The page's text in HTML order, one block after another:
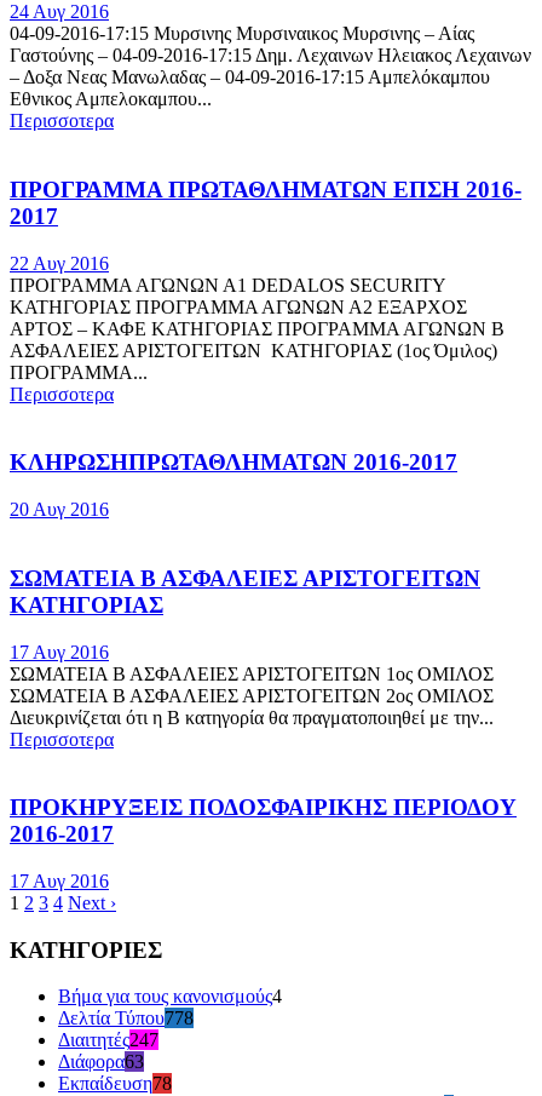
24 Αυγ 2016
04-09-2016-17:15 Μυρσινης Μυρσιναικος Μυρσινης – Αίας
Γαστούνης – 04-09-2016-17:15 Δημ. Λεχαινων Ηλειακος Λεχαινων
– Δοξα Νεας Μανωλαδας – 04-09-2016-17:15 Αμπελόκαμπου
Εθνικος Αμπελοκαμπου...
Περισσοτερα
ΠΡΟΓΡΑΜΜΑ ΠΡΩΤΑΘΛΗΜΑΤΩΝ ΕΠΣΗ 2016-
2017
22 Αυγ 2016
ΠΡΟΓΡΑΜΜΑ ΑΓΩΝΩΝ Α1 DEDALOS SECURITY
ΚΑΤΗΓΟΡΙΑΣ ΠΡΟΓΡΑΜΜΑ ΑΓΩΝΩΝ Α2 ΕΞΑΡΧΟΣ
ΑΡΤΟΣ – ΚΑΦΕ ΚΑΤΗΓΟΡΙΑΣ ΠΡΟΓΡΑΜΜΑ ΑΓΩΝΩΝ Β
ΑΣΦΑΛΕΙΕΣ ΑΡΙΣΤΟΓΕΙΤΩΝ ΚΑΤΗΓΟΡΙΑΣ (1ος Όμιλος)
ΠΡΟΓΡΑΜΜΑ...
Περισσοτερα
ΚΛΗΡΩΣΗΠΡΩΤΑΘΛΗΜΑΤΩΝ 2016-2017
20 Αυγ 2016
ΣΩΜΑΤΕΙΑ Β ΑΣΦΑΛΕΙΕΣ ΑΡΙΣΤΟΓΕΙΤΩΝ
ΚΑΤΗΓΟΡΙΑΣ
17 Αυγ 2016
ΣΩΜΑΤΕΙΑ Β ΑΣΦΑΛΕΙΕΣ ΑΡΙΣΤΟΓΕΙΤΩΝ 1ος ΟΜΙΛΟΣ
ΣΩΜΑΤΕΙΑ Β ΑΣΦΑΛΕΙΕΣ ΑΡΙΣΤΟΓΕΙΤΩΝ 2ος ΟΜΙΛΟΣ
Διευκρινίζεται ότι η Β κατηγορία θα πραγματοποιηθεί με την...
Περισσοτερα
ΠΡΟΚΗΡΥΞΕΙΣ ΠΟΔΟΣΦΑΙΡΙΚΗΣ ΠΕΡΙΟΔΟΥ
2016-2017
17 Αυγ 2016
1 2 3 4 Next ›
ΚΑΤΗΓΟΡΙΕΣ
Βήμα για τους κανονισμούς4
Δελτία Τύπου778
Διαιτητές247
Διάφορα63
Εκπαίδευση78